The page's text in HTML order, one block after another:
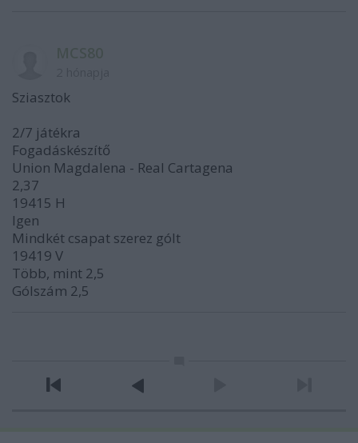
Sziasztok
2/7 játékra
Fogadáskészítő
Union Magdalena - Real Cartagena
2,37
19415 H
Igen
Mindkét csapat szerez gólt
19419 V
Több, mint 2,5
Gólszám 2,5